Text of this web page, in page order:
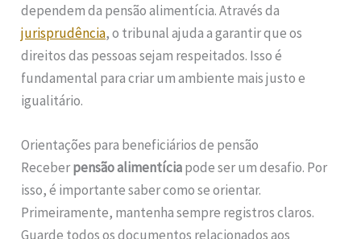
dependem da pensão alimentícia. Através da
jurisprudência, o tribunal ajuda a garantir que os
direitos das pessoas sejam respeitados. Isso é
fundamental para criar um ambiente mais justo e
igualitário.
Orientações para beneficiários de pensão
Receberpensão alimentíciapode ser um desafio. Por
isso, é importante saber como se orientar.
Primeiramente, mantenha sempre registros claros.
Guarde todos os documentos relacionados aos